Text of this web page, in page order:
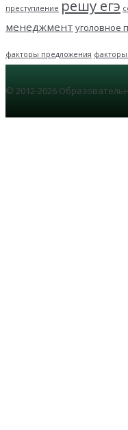
преступление решу егэ
менеджмент уголовное
факторы предложения
© 2012-2026